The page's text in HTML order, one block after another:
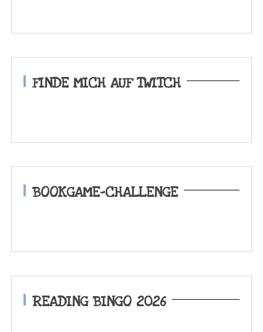
FINDE MICH AUF TWITCH
BOOKGAME-CHALLENGE
READING BINGO 2026